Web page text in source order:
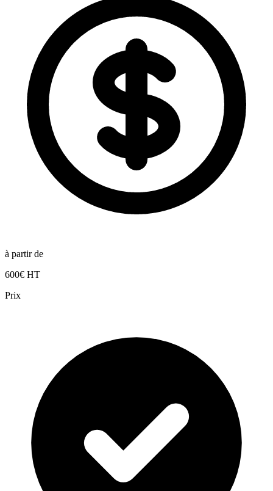
à partir de
600€ HT
Prix